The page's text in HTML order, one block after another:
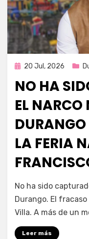
Publicada
20 Jul, 2026
NO HA
EL NARCO
DURANGO
LA FERIA
por Fernando
No ha sido
Durango. El
Villa. A más de un
Leer más